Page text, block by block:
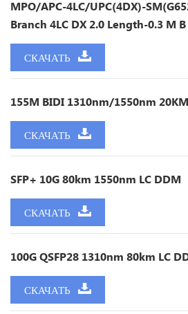
MPO/APC-4LC/UPC(4DX)-
Branch 4LC DX 2.0 Length-0.3 M
СКАЧАТЬ
155M BIDI 1310nm/1550nm 20KM
СКАЧАТЬ
SFP+ 10G 80km 1550nm LC DDM
СКАЧАТЬ
100G QSFP28 1310nm 80km LC
СКАЧАТЬ